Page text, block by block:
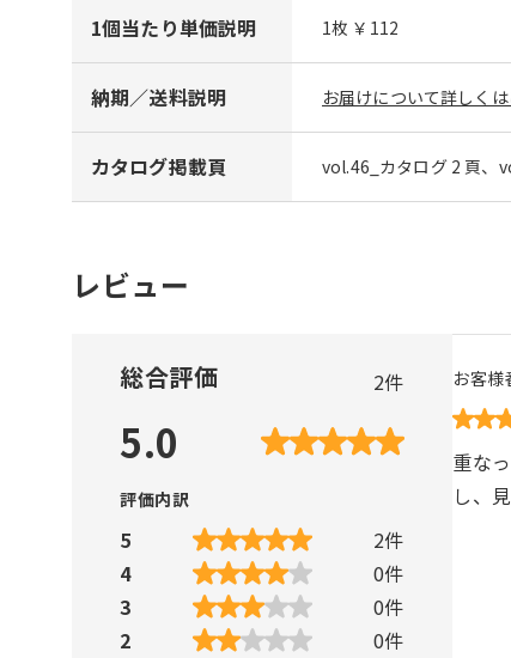
1個当たり単価説明 1枚 ￥112
納期／送料説明 お届けについて詳しく
カタログ掲載頁 vol.46_カタログ 2 頁、
レビュー
総合評価 2件
5.0
評価内訳
5 2件
4
0件
3
0件
2
0件
お客様
重な
し、